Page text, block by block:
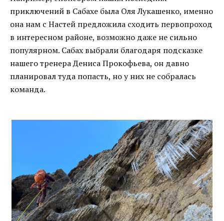
приключений в Сабахе была Оля Лукашенко, именно
она нам с Настей предложила сходить первопроход
в интересном районе, возможно даже не сильно
популярном. Сабах выбрали благодаря подсказке
нашего тренера Дениса Прокофьева, он давно
планировал туда попасть, но у них не собралась
команда.